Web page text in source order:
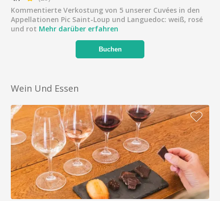
Kommentierte Verkostung von 5 unserer Cuvées in den
Appellationen Pic Saint-Loup und Languedoc: weiß, rosé
und rot Mehr darüber erfahren
Buchen
Wein Und Essen